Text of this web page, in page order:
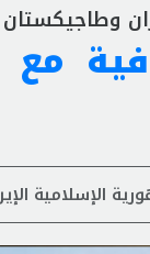
وطاجيكستان
الإسلامية